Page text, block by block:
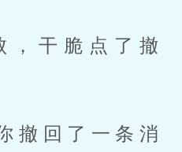
，干脆点了撤
撤回了一条消